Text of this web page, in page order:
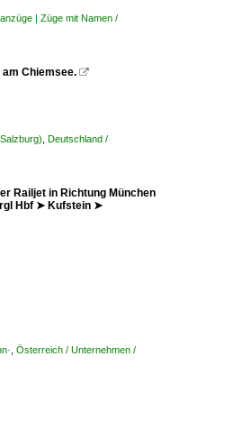
| Züge mit Namen /
Chiemsee. 
Deutschland /
Railjet in Richtung München
Hbf ➤ Kufstein ➤
Österreich / Unternehmen /